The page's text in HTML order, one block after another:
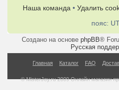
Наша команда • Удалить
пояс:
Создано на основе phpBB®
Русская
Главная Каталог FAQ
© MisterJoy.ru 2009 Онлайн магазин